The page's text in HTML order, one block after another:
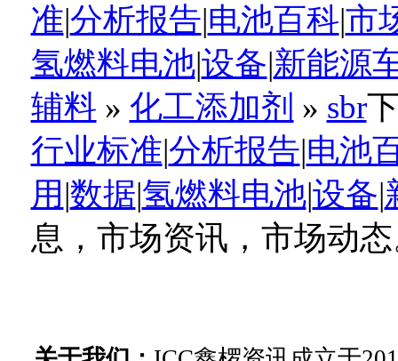
准|分析报告|电池百科|市
氢燃料电池|设备|新能源
辅料 » 化工添加剂 » sbr
行业标准|分析报告|电池
用|数据|氢燃料电池|设备|
息，市场资讯，市场动